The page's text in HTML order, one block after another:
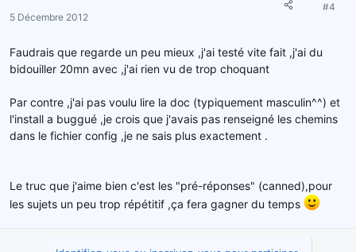
5 Décembre 2012
#4
Faudrais que regarde un peu mieux ,j'ai testé vite fait ,j'ai du
bidouiller 20mn avec ,j'ai rien vu de trop choquant
Par contre ,j'ai pas voulu lire la doc (typiquement masculin^^) et
l'install a buggué ,je crois que j'avais pas renseigné les chemins
dans le fichier config ,je ne sais plus exactement .
Le truc que j'aime bien c'est les "pré-réponses" (canned),pour
les sujets un peu trop répétitif ,ça fera gagner du temps